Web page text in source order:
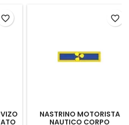
favorite_border
NASTRINO MOTORISTA
NAUTICO CORPO
favorite_border